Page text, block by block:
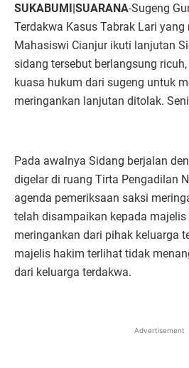
SUKABUMI|SUARANA-Sugeng
Terdakwa Kasus Tabrak Lari yang
Mahasiswi Cianjur ikuti lanjutan
sidang tersebut berlangsung
kuasa hukum dari sugeng untuk
meringankan lanjutan ditolak.
Pada awalnya Sidang berjalan
digelar di ruang Tirta Pengadilan
agenda pemeriksaan saksi
telah disampaikan kepada
meringankan dari pihak keluarga
majelis hakim terlihat tidak
dari keluarga terdakwa.
Advertisement